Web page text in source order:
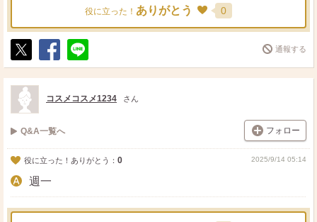
役に立った！ ありがとう 0
ポ
ス
ト
シ
ェ
送
る
通報する
コスメコスメ1234 さん
Q&A一覧へ フォロー
役に立った！ありがとう： 0 2025/9/14 05:14
週一